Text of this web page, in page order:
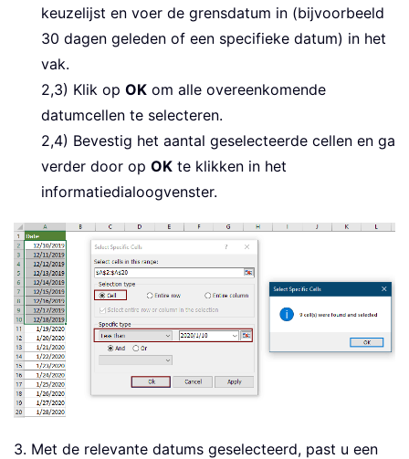
keuzelijst en voer de grensdatum in (bijvoorbeeld
30 dagen geleden of een specifieke datum) in het
vak.
2,3) Klik op OK om alle overeenkomende
datumcellen te selecteren.
2,4) Bevestig het aantal geselecteerde cellen en ga
verder door op OK te klikken in het
informatiedialoogvenster.
3. Met de relevante datums geselecteerd, past u een